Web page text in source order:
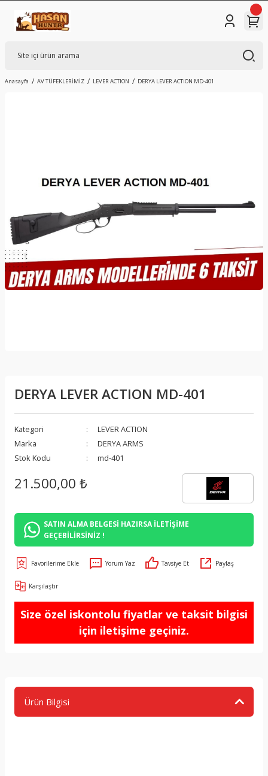
Anasayfa AV TÜFEKLERİMİZ LEVER ACTION DERYA LEVER ACTION MD-401
DERYA LEVER ACTION MD-401
Kategori
LEVER ACTION
Marka
DERYA ARMS
Stok Kodu
md-401
21.500,00 ₺
SATIN ALMA BELGESİ HAZIRSA İLETİŞİME
GEÇEBİLİRSİNİZ !
Yorum Yaz Tavsiye Et Paylaş
Karşılaştır
Size özel iskontolu fiyatlar ve taksit bilgisi
için iletişime geçiniz.
Ürün Bilgisi